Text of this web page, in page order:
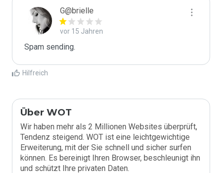
G@brielle
vor 15 Jahren
Spam sending.
Hilfreich
Über WOT
Wir haben mehr als 2 Millionen Websites überprüft,
Tendenz steigend. WOT ist eine leichtgewichtige
Erweiterung, mit der Sie schnell und sicher surfen
können. Es bereinigt Ihren Browser, beschleunigt ihn
und schützt Ihre privaten Daten.